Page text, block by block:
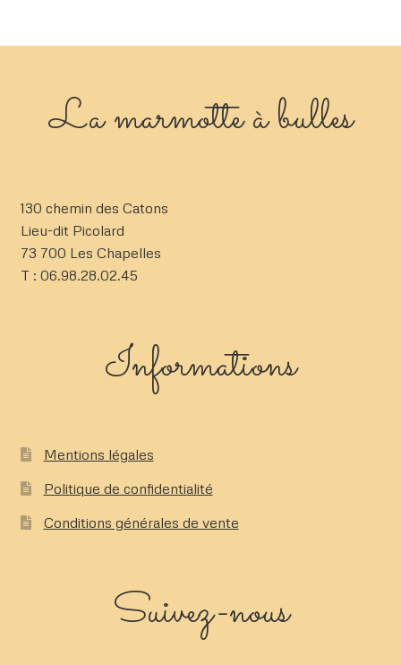
La marmotte à bulles
130 chemin des Catons
Lieu-dit Picolard
73 700 Les Chapelles
T : 06.98.28.02.45
Informations
Mentions légales
Politique de confidentialité
Conditions générales de vente
Suivez-nous